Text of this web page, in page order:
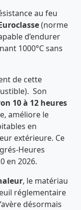
au feu
(norme
d’endurer
1000°C sans
de cette
Son
10 à 12 heures
améliore le
en
extérieure. Ce
Heures
en 2026.
, le matériau
réglementaire
désormais